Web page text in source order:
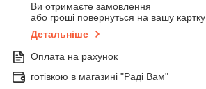
Ви отримаєте замовлення
або гроші повернуться на вашу картку
Детальніше
Оплата на рахунок
готівкою в магазині "Раді Вам"